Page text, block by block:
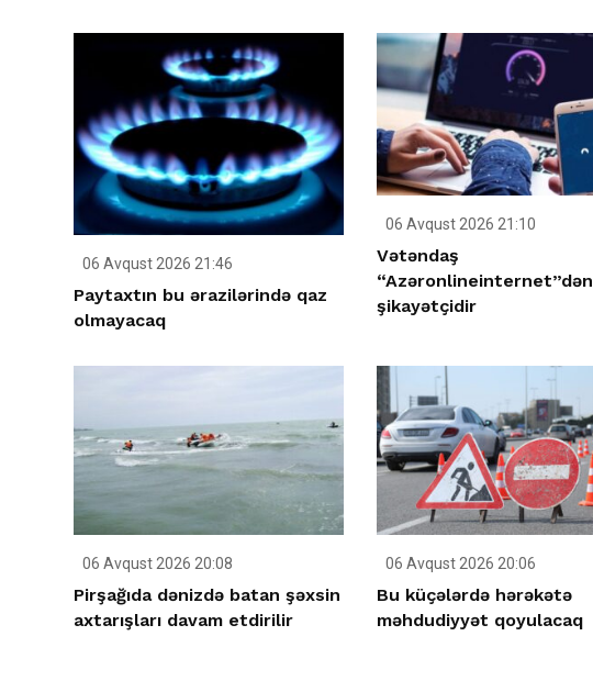
06 Avqust 2026 21:46
Paytaxtın bu ərazilərində qaz
olmayacaq
06 Avqust 2026 21:10
Vətəndaş
“Azəronlineinternet”dən
şikayətçidir
06 Avqust 2026 20:08
Pirşağıda dənizdə batan şəxsin
axtarışları davam etdirilir
06 Avqust 2026 20:06
Bu küçələrdə hərəkətə
məhdudiyyət qoyulacaq